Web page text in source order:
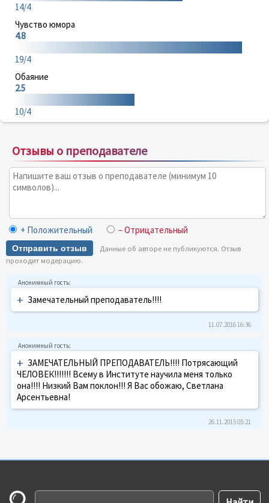
14/4
Чувство юмора
4.8
19/4
Обаяние
2.5
10/4
Отзывы о преподавателе
+ Положительный – Отрицательный
Отправить отзыв
Данные об авторе не публикуются. Отзыв
проходит модерацию.
+ Замечательный преподаватель!!!!
11.07.2016 16:36
+ ЗАМЕЧАТЕЛЬНЫЙ ПРЕПОДАВАТЕЛЬ!!!! Потрясающий
ЧЕЛОВЕК!!!!!!! Всему в Институте научила меня только
она!!!! Низкий Вам поклон!!! Я Вас обожаю, Светлана
Арсентьевна!
26.11.2015 05:21